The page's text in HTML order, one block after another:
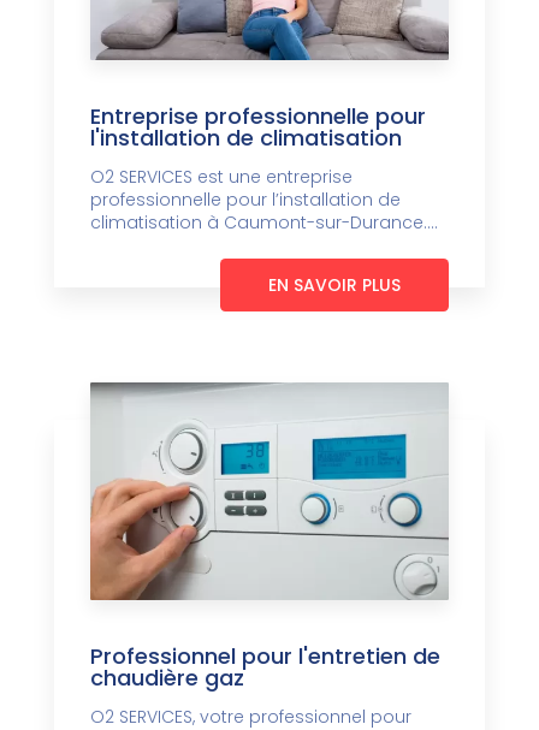
Entreprise professionnelle pour
l'installation de climatisation
O2 SERVICES est une entreprise
professionnelle pour l’installation de
climatisation à Caumont-sur-Durance....
EN SAVOIR PLUS
Professionnel pour l'entretien de
chaudière gaz
O2 SERVICES, votre professionnel pour